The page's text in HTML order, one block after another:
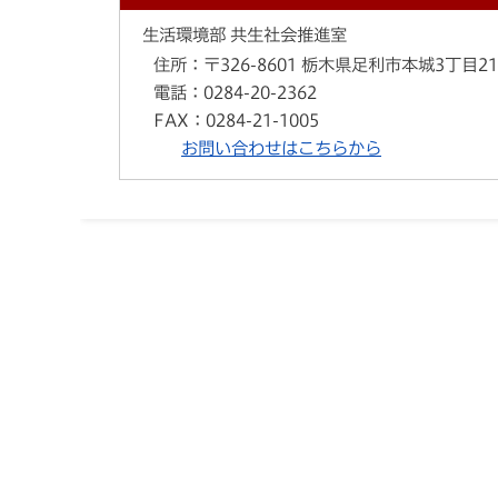
生活環境部 共生社会推進室
住所： 〒326-8601 栃木県足利市本城3丁目
電話： 0284-20-2362
FAX： 0284-21-1005
お問い合わせはこちらから